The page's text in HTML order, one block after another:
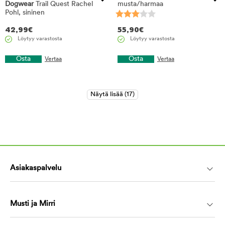
DogwearTrail Quest Rachel
Pohl, sininen
42,99€
Löytyy varastosta
Osta Vertaa
musta/harmaa
55,90€
Löytyy varastosta
Osta Vertaa
Asiakaspalvelu
Musti ja Mirri